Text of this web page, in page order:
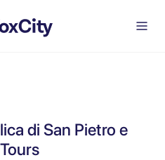
di San Pietro e